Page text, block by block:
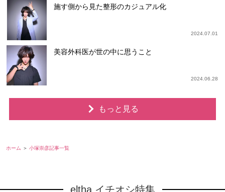
施す側から見た整形のカジュアル化
2024.07.01
美容外科医が世の中に思うこと
2024.06.28
もっと見る
ホーム 小塚崇彦記事一覧
eltha イチオシ特集